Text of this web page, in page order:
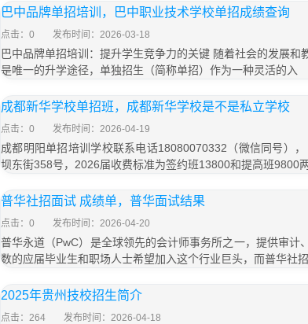
巴中品牌单招培训，巴中职业技术学校单招成绩查询
点击：0 发布时间：2026-03-18
巴中品牌单招培训：提升学生竞争力的关键 随着社会的发展和
是唯一的升学途径，单独招生（简称单招）作为一种灵活的入
成都新华学校单招班，成都新华学校是不是私立学校
点击：0 发布时间：2026-04-19
成都明阳单招培训学校联系电话18080070332（微信同号）
坝东街358号，2026届收费标准为签约班13800和提高班9800
普华社招面试 成绩单，普华面试结果
点击：0 发布时间：2026-04-20
普华永道（PwC）是全球领先的会计师事务所之一，提供审计
数的应届毕业生和职场人士希望加入这个行业巨头，而普华社招
2025年贵州技校招生简介
点击：264 发布时间：2026-04-18